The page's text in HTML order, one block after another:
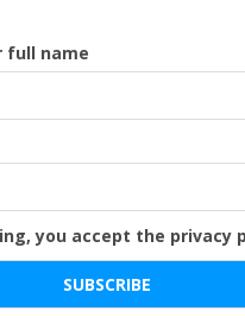
full name
you accept the privacy